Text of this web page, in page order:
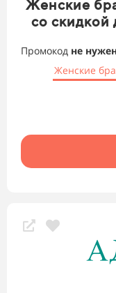
Женские
со скидкой
Промокод не
Женские